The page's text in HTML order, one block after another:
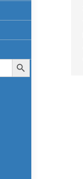
Search Button